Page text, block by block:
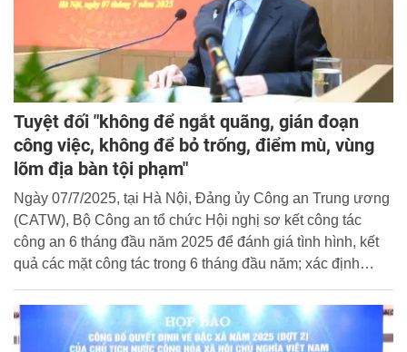
Tuyệt đối "không để ngắt quãng, gián đoạn
công việc, không để bỏ trống, điểm mù, vùng
lõm địa bàn tội phạm"
Ngày 07/7/2025, tại Hà Nội, Đảng ủy Công an Trung ương
(CATW), Bộ Công an tổ chức Hội nghị sơ kết công tác
công an 6 tháng đầu năm 2025 để đánh giá tình hình, kết
quả các mặt công tác trong 6 tháng đầu năm; xác định
năm 2025.